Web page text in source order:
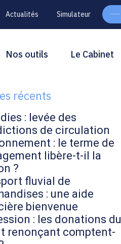
Actualités Simulateur
Nos outils Le Cabinet
récents
: levée des
de circulation
: le terme de
libère-t-il la
?
fluvial de
: une aide
bienvenue
: les donations du
renonçant comptent-